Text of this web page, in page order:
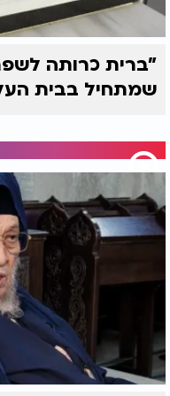
התגייסו לבנייה,
ואפילו עוד כמה
"ברית כרותה
שמתחיל בבית